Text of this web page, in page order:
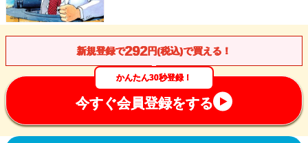
新規登録で292円(税込)で買える！
かんたん30秒登録！
今すぐ会員登録をする